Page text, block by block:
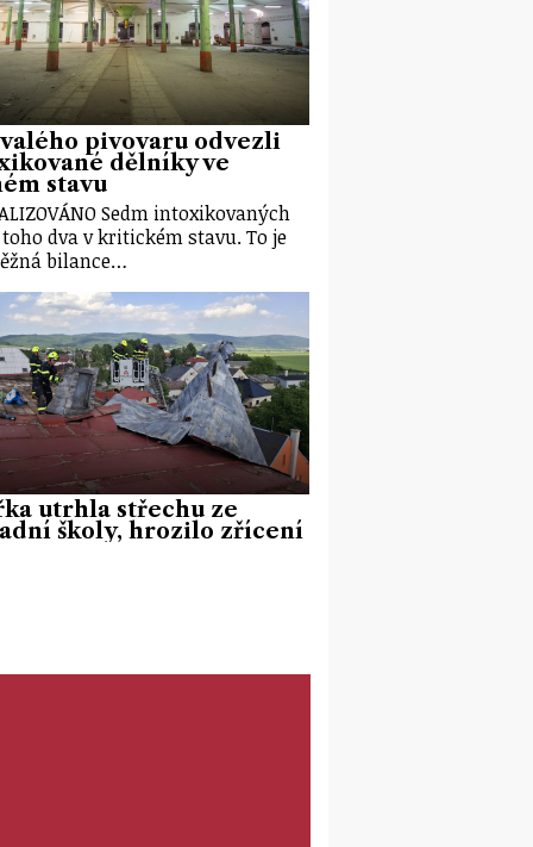
pivovaru odvezli
dělníky ve
stavu
Sedm intoxikovaných
dva v kritickém stavu. To je
bilance…
utrhla střechu ze
školy, hrozilo zřícení